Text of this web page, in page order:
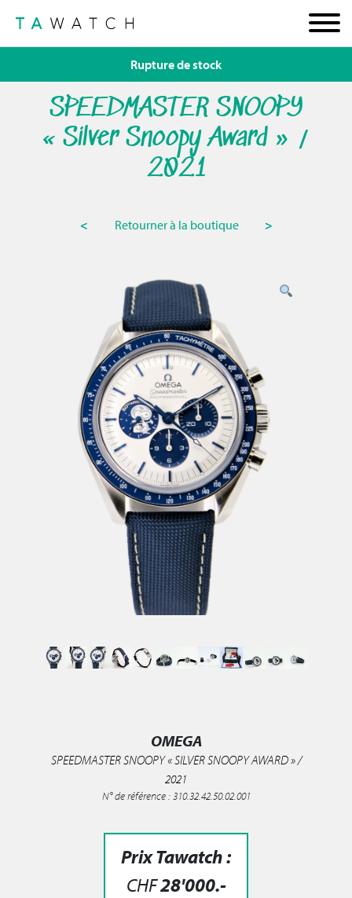
SPEEDMASTER SNOOPY
« Silver Snoopy Award » /
2021
< Retourner à la boutique >
OMEGA
SPEEDMASTER SNOOPY « SILVER SNOOPY AWARD » /
2021
N° de référence : 310.32.42.50.02.001
Prix Tawatch :
CHF28'000.-
Rupture de stock